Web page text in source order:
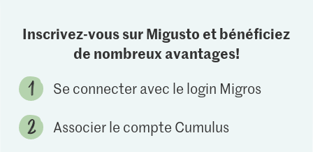
Inscrivez-vous sur Migusto et bénéficiez
de nombreux avantages!
Se connecter avec le login Migros
Associer le compte Cumulus